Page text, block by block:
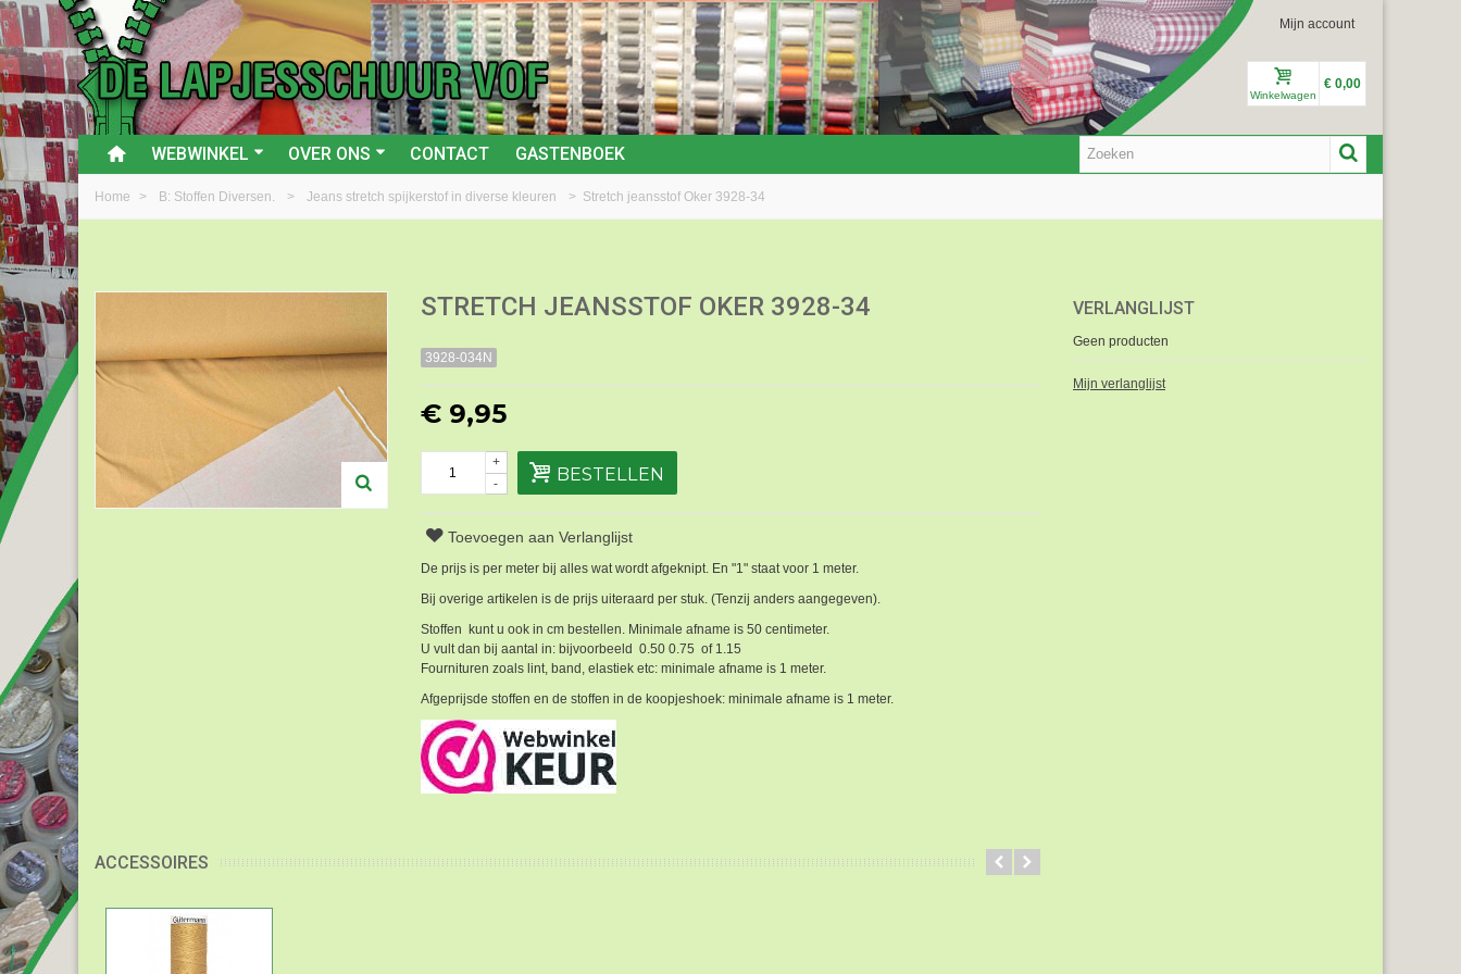
Mijn account
Winkelwagen
€ 0,00
WEBWINKEL OVER ONS CONTACT GASTENBOEK
Home > B: Stoffen Diversen. > Jeans stretch spijkerstof in diverse kleuren > Stretch jeansstof Oker 3928-34
STRETCH JEANSSTOF OKER 3928-34
3928-034N
€ 9,95
-
+
BESTELLEN
Toevoegen aan Verlanglijst
De prijs is per meter bij alles wat wordt afgeknipt. En "1" staat voor 1 meter.
Bij overige artikelen is de prijs uiteraard per stuk. (Tenzij anders aangegeven).
Stoffen kunt u ook in cm bestellen. Minimale afname is 50 centimeter.
U vult dan bij aantal in: bijvoorbeeld 0.50 0.75 of 1.15
Fournituren zoals lint, band, elastiek etc: minimale afname is 1 meter.
Afgeprijsde stoffen en de stoffen in de koopjeshoek: minimale afname is 1 meter.
ACCESSOIRES
VERLANGLIJST
Geen producten
Mijn verlanglijst